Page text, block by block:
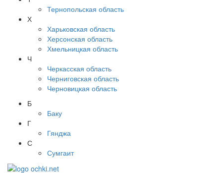
Тернопольская область
Х
Харьковская область
Херсонская область
Хмельницкая область
Ч
Черкасская область
Черниговская область
Черновицкая область
Б
Баку
Г
Гянджа
С
Сумгаит